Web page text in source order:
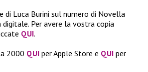
di Luca Burini sul numero di Novella
digitale. Per avere la vostra copia
QUI.
2000 QUI per Apple Store e QUI per